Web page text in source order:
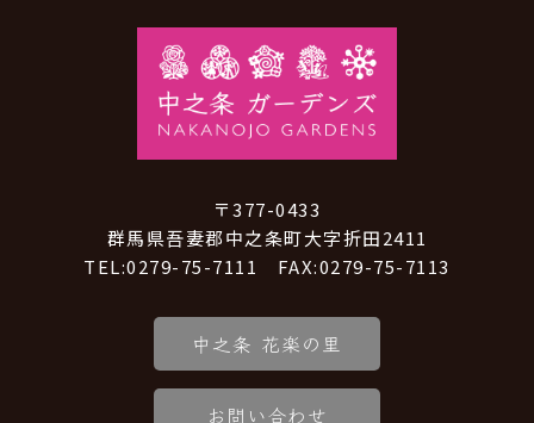
〒377-0433
群馬県吾妻郡中之条町大字折田2411
TEL:0279-75-7111 FAX:0279-75-7113
中之条 花楽の里
お問い合わせ